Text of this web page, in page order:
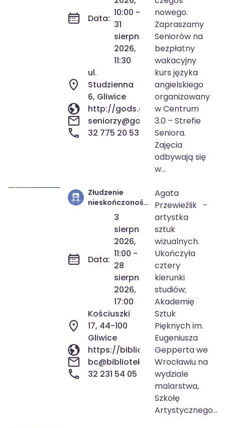
Data:
10:00 -
31
sierpnia
2026,
11:30
ul.
Studzienna
6, Gliwice
http://gods.gliwice.pl/
seniorzy@gods.gliwice.pl
32 775 20 53
nowego.
Zapraszamy
Seniorów na
bezpłatny
wakacyjny
kurs języka
angielskiego
organizowany
w Centrum
3.0 – Strefie
Seniora.
Zajęcia
odbywają się
w...
11:00
Złudzenie
nieskończoności
– wystawa
malarska Agaty
Przewieżlik
(Wernisaż
5.08.2026)
Data:
3
sierpnia
2026,
11:00 -
28
sierpnia
2026,
17:00
Kościuszki
17, 44-100
Gliwice
https://biblioteka.gliwice.pl/
bc@biblioteka.gliwice.pl
32 231 54 05
Agata
Przewieźlik -
artystka
sztuk
wizualnych.
Ukończyła
cztery
kierunki
studiów;
Akademię
Sztuk
Pięknych im.
Eugeniusza
Gepperta we
Wrocławiu na
wydziale
malarstwa,
Szkołę
Artystycznego...